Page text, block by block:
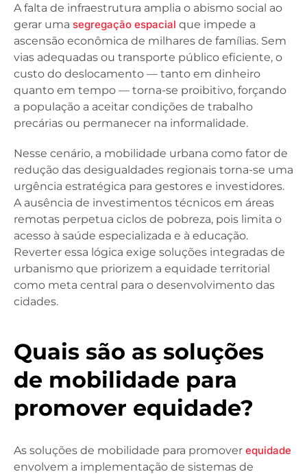
A falta de infraestrutura amplia o abismo social ao
gerar uma segregação espacial que impede a
ascensão econômica de milhares de famílias. Sem
vias adequadas ou transporte público eficiente, o
custo do deslocamento — tanto em dinheiro
quanto em tempo — torna-se proibitivo, forçando
a população a aceitar condições de trabalho
precárias ou permanecer na informalidade.
Nesse cenário, a mobilidade urbana como fator de
redução das desigualdades regionais torna-se uma
urgência estratégica para gestores e investidores.
A ausência de investimentos técnicos em áreas
remotas perpetua ciclos de pobreza, pois limita o
acesso à saúde especializada e à educação.
Reverter essa lógica exige soluções integradas de
urbanismo que priorizem a equidade territorial
como meta central para o desenvolvimento das
cidades.
Quais são as soluções
de mobilidade para
promover equidade?
As soluções de mobilidade para promover equidade
envolvem a implementação de sistemas de